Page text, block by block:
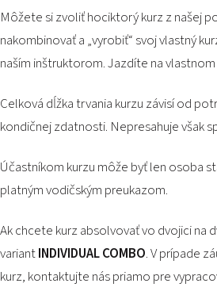
Môžete si zvoliť hociktorý kurz z našej
nakombinovať a „vyrobiť“ svoj vlastný
naším inštruktorom. Jazdíte na
Celková dĺžka trvania kurzu závisí od
kondičnej zdatnosti. Nepresahuje však
Účastníkom kurzu môže byť len osoba
platným vodičským preukazom.
Ak chcete kurz absolvovať vo dvojici na
variantINDIVIDUAL COMBO. V prípade
kurz, kontaktujte nás priamo pre